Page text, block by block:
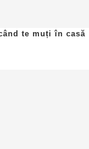
te muți în casă